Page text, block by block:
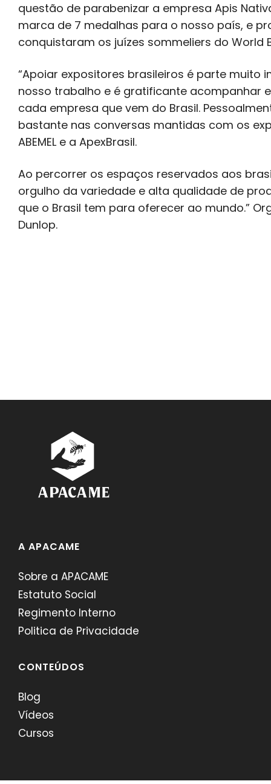
questão de parabenizar a empresa Apis
marca de 7 medalhas para o nosso país, e
conquistaram os juízes sommeliers do World
“Apoiar expositores brasileiros é parte muito
nosso trabalho e é gratificante acompanhar
cada empresa que vem do Brasil.
bastante nas conversas mantidas com os
ABEMEL e a ApexBrasil.
Ao percorrer os espaços reservados aos
orgulho da variedade e alta qualidade de
que o Brasil tem para oferecer ao mundo.”
Dunlop.
A APACAME
Sobre a APACAME
Estatuto Social
Regimento Interno
Politica de Privacidade
CONTEÚDOS
Blog
Vídeos
Cursos